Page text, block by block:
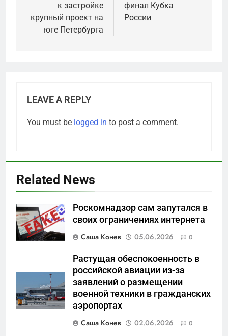
к застройке
крупный проект на
юге Петербурга
финал Кубка
России
LEAVE A REPLY
You must be logged in to post a comment.
Related News
Роскомнадзор сам запутался в
своих ограничениях интернета
Саша Конев
05.06.2026 0
Растущая обеспокоенность в
российской авиации из-за
заявлений о размещении
военной техники в гражданских
аэропортах
Саша Конев
02.06.2026 0
5
Что происходит в
военные изымают спирт «для
защиты Отечества»
САНКТ-ПЕТЕРБУРГ И ОБЛАСТЬ
6
«500-тонный беспилотник»
или очередная показуха? Что
скрывает российский ВМФ
САНКТ-ПЕТЕРБУРГ И ОБЛАСТЬ